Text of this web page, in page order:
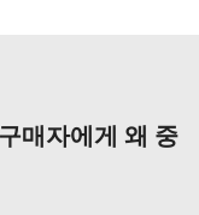
매자에게 왜 중